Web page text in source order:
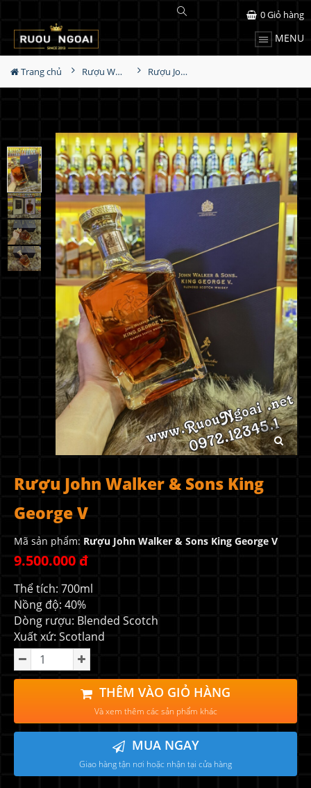
MENU
0Giỏ hàng
Trang chủ Rượu Whisky Rượu John Walker & Sons King George V
Rượu John Walker & Sons King
George V
Mã sản phẩm: Rượu John Walker & Sons King George V
9.500.000 đ
Thể tích: 700ml
Nồng độ: 40%
Dòng rượu: Blended Scotch
Xuất xứ: Scotland
THÊM VÀO GIỎ HÀNG
Và xem thêm các sản phẩm khác
MUA NGAY
Giao hàng tận nơi hoặc nhận tại cửa hàng